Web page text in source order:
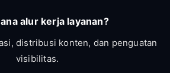
alur kerja layanan?
distribusi konten, dan penguatan
visibilitas.